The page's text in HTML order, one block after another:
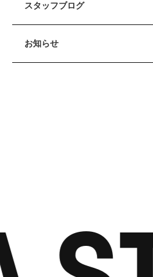
スタッフブログ
お知らせ